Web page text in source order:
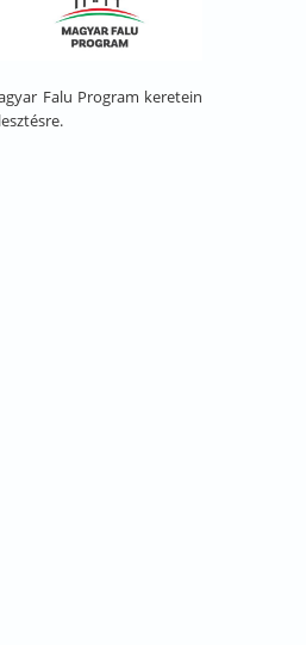
Falu Program keretein